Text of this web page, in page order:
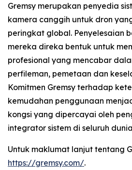
Gremsy merupakan penyedia
kamera canggih untuk dron
peringkat global. Penyelesaian
mereka direka bentuk untuk
profesional yang mencabar
perfileman, pemetaan dan
Komitmen Gremsy terhadap
kemudahan penggunaan
kongsi yang dipercayai oleh
integrator sistem di seluruh
Untuk maklumat lanjut tentang
https://gremsy.com/.